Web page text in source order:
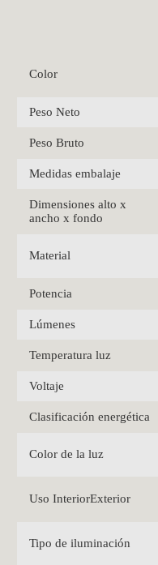
Color
Peso Neto
Peso Bruto
Medidas embalaje
Dimensiones alto x
ancho x fondo
Material
Potencia
Lúmenes
Temperatura luz
Voltaje
Clasificación energética
Color de la luz
Uso InteriorExterior
Tipo de iluminación